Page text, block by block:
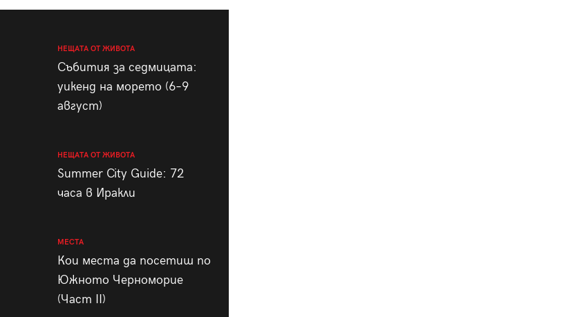
НЕЩАТА ОТ ЖИВОТА
Събития за седмицата:
уикенд на морето (6–9
август)
НЕЩАТА ОТ ЖИВОТА
Summer City Guide: 72
часа в Иракли
МЕСТА
Кои места да посетиш по
Южното Черноморие
(Част II)